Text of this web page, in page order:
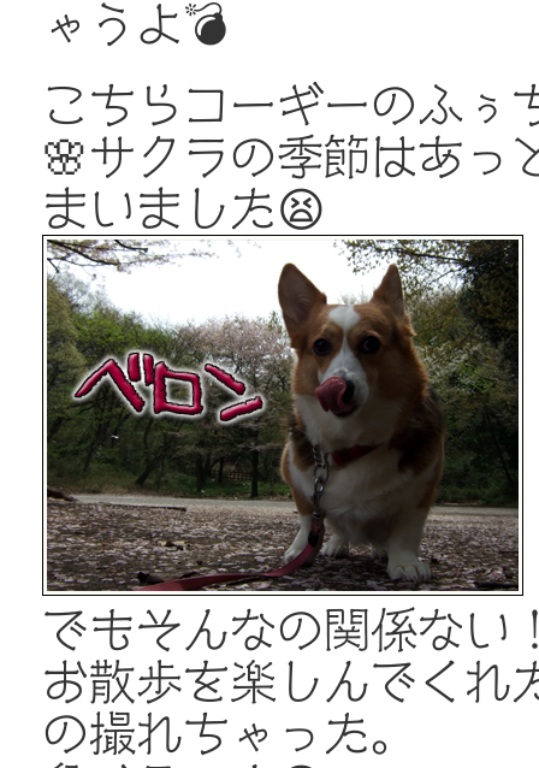
ゃうよ💣
こちらコーギーのふぅ
🌸サクラの季節はあっ
まいました😫
でもそんなの関係ない
お散歩を楽しんでくれ
の撮れちゃった。